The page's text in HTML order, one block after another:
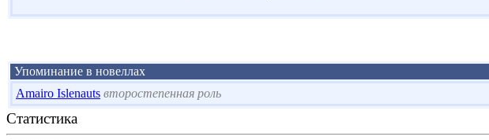
Упоминание в новеллах
Amairo Islenauts второстепенная роль
Статистика